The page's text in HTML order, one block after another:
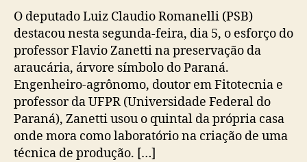
O deputado Luiz Claudio Romanelli (PSB)
destacou nesta segunda-feira, dia 5, o esforço do
professor Flavio Zanetti na preservação da
araucária, árvore símbolo do Paraná.
Engenheiro-agrônomo, doutor em Fitotecnia e
professor da UFPR (Universidade Federal do
Paraná), Zanetti usou o quintal da própria casa
onde mora como laboratório na criação de uma
técnica de produção. […]